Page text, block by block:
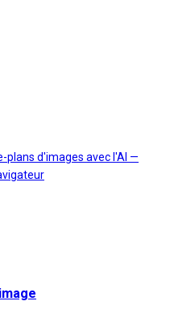
d'images avec l'AI —